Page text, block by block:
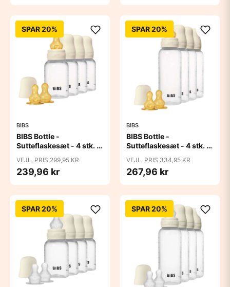
SPAR 20%
BIBS
BIBS Bottle -
Sutteflaskesæt - 4 stk. -
150ml - Ivory
VEJL. PRIS 299,95 KR
239,96 kr
SPAR 20%
BIBS
BIBS Bottle -
Sutteflaskesæt - 4 stk. -
270ml - Ivory
VEJL. PRIS 334,95 KR
267,96 kr
SPAR 20% SPAR 20%